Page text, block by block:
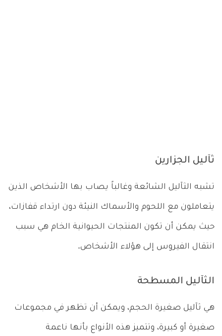
ثآليل الجزارين
تشبه الثآليل الشائعة وغالباً يصاب بها الأشخاص الذين
يتعاملون مع اللحوم والأسماك النيئة دون ارتداء قفازات،
حيث يمكن أن تكون المنتجات الحيوانية الخام هي سبب
انتقال الفيروس إلى هؤلاء الأشخاص.
الثآليل المسطحة
هي ثآليل صغيرة الحجم، ويمكن أن تظهر في مجموعات
صغيرة أو كبيرة، وتتميز هذه الأنواع بأنها ناعمة